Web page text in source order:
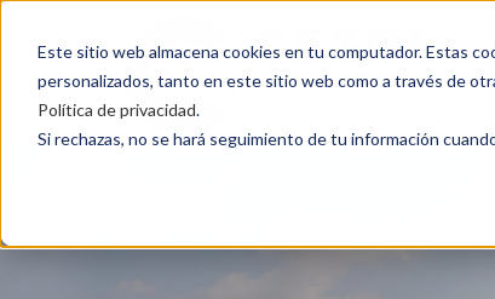
Este sitio web almacena cookies en tu computador. Estas
personalizados, tanto en este sitio web como a través de
Política de privacidad.
Si rechazas, no se hará seguimiento de tu información